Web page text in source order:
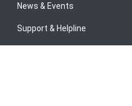
News & Events
Support & Helpline